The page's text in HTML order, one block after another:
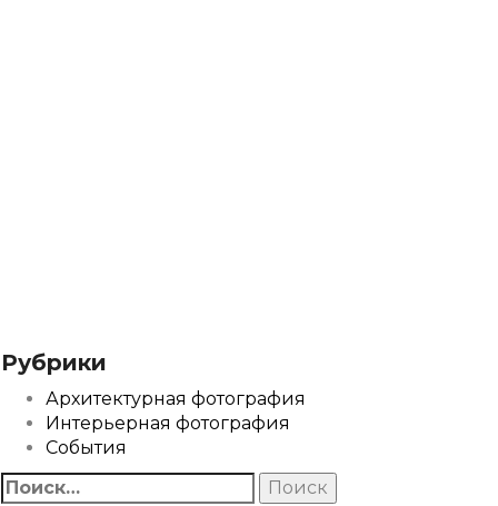
Рубрики
Архитектурная фотография
Интерьерная фотография
События
Найти: